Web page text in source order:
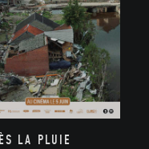
LA PLUIE